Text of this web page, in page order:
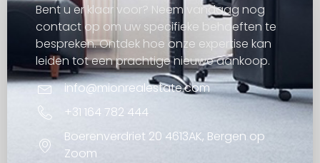
Bent u er klaar voor? Neem vandaag nog
contact op om uw specifieke behoeften te
bespreken. Ontdek hoe onze expertise kan
leiden tot een prachtige nieuwe aankoop.
info@mionrealestate.com
+31 164 782 444
Boerenverdriet 20 4613AK, Bergen op
Zoom